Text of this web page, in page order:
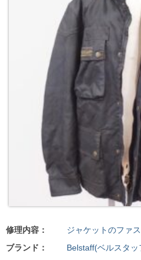
修理内容：
ジャケットのファ
ブランド：
Belstaff(ベルスタッ